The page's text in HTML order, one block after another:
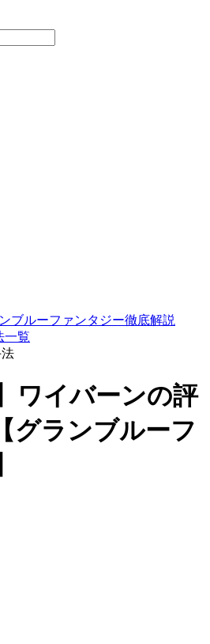
ブルーファンタジー徹底解説
一覧
ワイバーンの評
グランブルーフ